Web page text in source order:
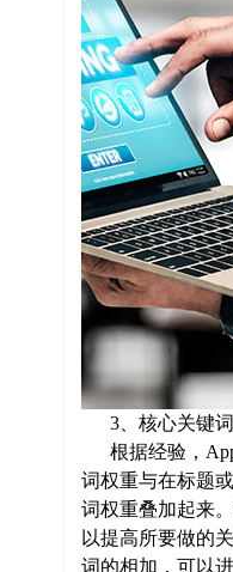
3、核心关键词
根据经验，App
词权重与在标题
词权重叠加起来
以提高所要做的
词的相加，可以